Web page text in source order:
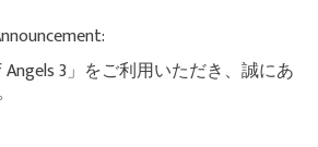
3」をご利用いただき、誠にあ